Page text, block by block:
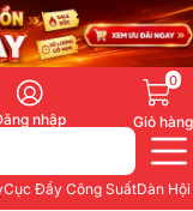
nhập
0
Giỏ hàng
Cục Đẩy Công SuấtDàn